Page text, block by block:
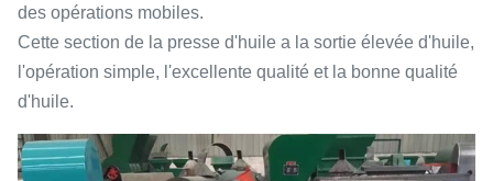
des opérations mobiles.
Cette section de la presse d'huile a la sortie élevée d'huile,
l'opération simple, l'excellente qualité et la bonne qualité
d'huile.